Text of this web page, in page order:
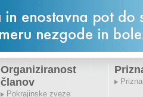
Organiziranost
članov
Pokrajinske zveze